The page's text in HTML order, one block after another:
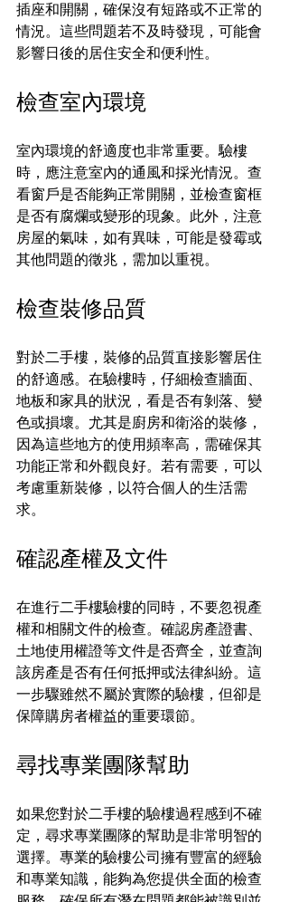
插座和開關，確保沒有短路或不正常的
情況。這些問題若不及時發現，可能會
影響日後的居住安全和便利性。
檢查室內環境
室內環境的舒適度也非常重要。驗樓
時，應注意室內的通風和採光情況。查
看窗戶是否能夠正常開關，並檢查窗框
是否有腐爛或變形的現象。此外，注意
房屋的氣味，如有異味，可能是發霉或
其他問題的徵兆，需加以重視。
檢查裝修品質
對於二手樓，裝修的品質直接影響居住
的舒適感。在驗樓時，仔細檢查牆面、
地板和家具的狀況，看是否有剝落、變
色或損壞。尤其是廚房和衛浴的裝修，
因為這些地方的使用頻率高，需確保其
功能正常和外觀良好。若有需要，可以
考慮重新裝修，以符合個人的生活需
求。
確認產權及文件
在進行二手樓驗樓的同時，不要忽視產
權和相關文件的檢查。確認房產證書、
土地使用權證等文件是否齊全，並查詢
該房產是否有任何抵押或法律糾紛。這
一步驟雖然不屬於實際的驗樓，但卻是
保障購房者權益的重要環節。
尋找專業團隊幫助
如果您對於二手樓的驗樓過程感到不確
定，尋求專業團隊的幫助是非常明智的
選擇。專業的驗樓公司擁有豐富的經驗
和專業知識，能夠為您提供全面的檢查